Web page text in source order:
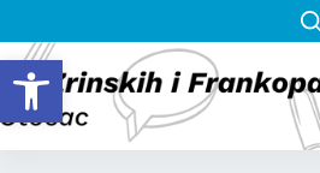
Open toolbar